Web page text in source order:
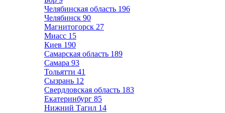
Челябинская область 196
Челябинск 90
Магнитогорск 27
Миасс 15
Киев 190
Самарская область 189
Самара 93
Тольятти 41
Сызрань 12
Свердловская область 183
Екатеринбург 85
Нижний Тагил 14